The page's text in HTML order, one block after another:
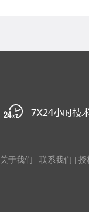
关于我们 联系我们 授